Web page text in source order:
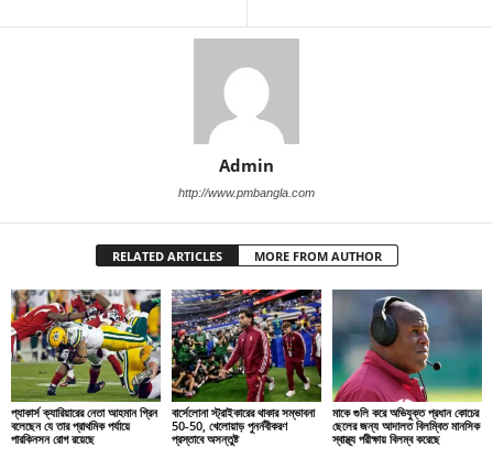
Admin
http://www.pmbangla.com
RELATED ARTICLES MORE FROM AUTHOR
প্যাকার্স ক্যারিয়ারের নেতা আহমান গ্রিন
বলেছেন যে তার প্রাথমিক পর্যায়ে
পারকিনসন রোগ রয়েছে
বার্সেলোনা স্ট্রাইকারের থাকার সম্ভাবনা
50-50, খেলোয়াড় পুনর্নবীকরণ
প্রস্তাবে অসন্তুষ্ট
মাকে গুলি করে অভিযুক্ত প্রধান কোচের
ছেলের জন্য আদালত বিলম্বিত মানসিক
স্বাস্থ্য পরীক্ষায় বিলম্ব করেছে